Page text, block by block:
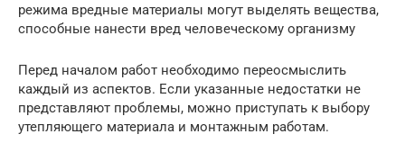
режима вредные материалы могут выделять вещества,
способные нанести вред человеческому организму
Перед началом работ необходимо переосмыслить
каждый из аспектов. Если указанные недостатки не
представляют проблемы, можно приступать к выбору
утепляющего материала и монтажным работам.